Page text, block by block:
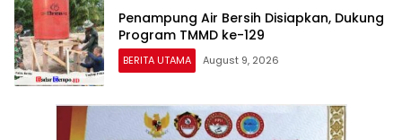
Penampung Air Bersih Disiapkan, Dukung
Program TMMD ke-129
BERITA UTAMA August 9, 2026